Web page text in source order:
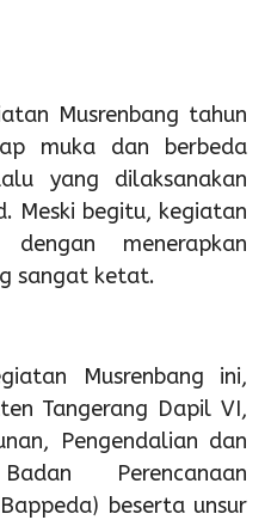
Musrenbang tahun
muka dan berbeda
yang dilaksanakan
Meski begitu, kegiatan
menerapkan
sangat ketat.
Musrenbang ini,
Tangerang Dapil VI,
Pengendalian dan
Perencanaan
beserta unsur